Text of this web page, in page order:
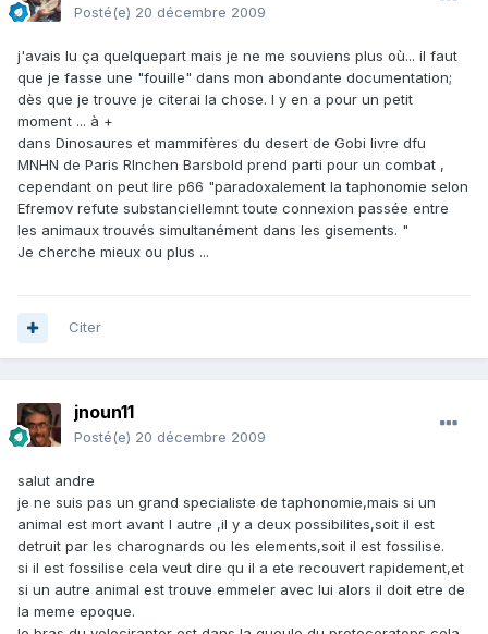
Posté(e) 20 décembre 2009
j'avais lu ça quelquepart mais je ne me souviens plus où... il faut
que je fasse une "fouille" dans mon abondante documentation;
dès que je trouve je citerai la chose. I y en a pour un petit
moment ... à +
dans Dinosaures et mammifères du desert de Gobi livre dfu
MNHN de Paris RInchen Barsbold prend parti pour un combat ,
cependant on peut lire p66 "paradoxalement la taphonomie selon
Efremov refute substanciellemnt toute connexion passée entre
les animaux trouvés simultanément dans les gisements. "
Je cherche mieux ou plus ...
Citer
jnoun11
Posté(e) 20 décembre 2009
salut andre
je ne suis pas un grand specialiste de taphonomie,mais si un
animal est mort avant l autre ,il y a deux possibilites,soit il est
detruit par les charognards ou les elements,soit il est fossilise.
si il est fossilise cela veut dire qu il a ete recouvert rapidement,et
si un autre animal est trouve emmeler avec lui alors il doit etre de
la meme epoque.